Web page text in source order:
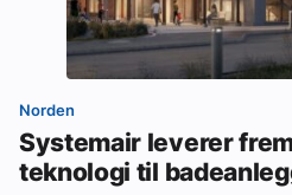
Norden
Systemair leverer
teknologi til